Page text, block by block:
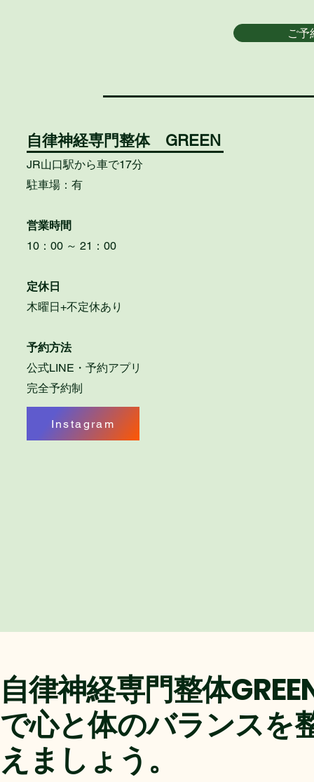
ご予
自律神経専門整体 GREEN
JR山口駅から車で17分
駐車場：有
営業時間
10：00 ～ 21：00
定休日
​木曜日+不定休あり
予約方法
公式LINE・ 予約アプリ
完全予約制
Instagram
自律神経専門整体
で心と体のバランスを
えましょう。